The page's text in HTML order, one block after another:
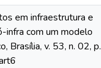
em infraestrutura e
infra com um modelo
Brasília, v. 53, n. 02, p.